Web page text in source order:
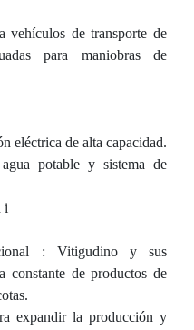
vehículos de transporte de
para maniobras de
eléctrica de alta capacidad.
potable y sistema de
i
: Vitigudino y sus
constante de productos de
expandir la producción y